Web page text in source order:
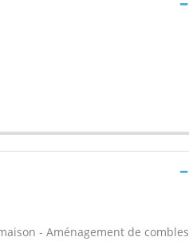
- Aménagement de combles